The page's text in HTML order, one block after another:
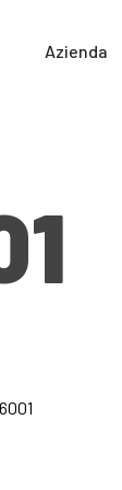
Azienda